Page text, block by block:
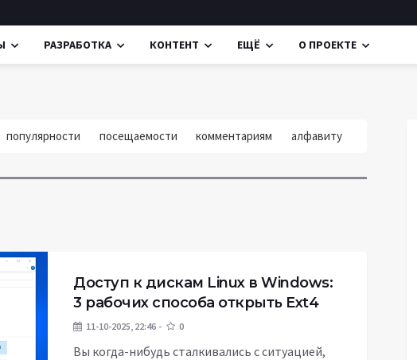
РАЗРАБОТКА КОНТЕНТ ЕЩЁ О ПРОЕКТЕ
популярности посещаемости комментариям алфавиту
Доступ к дискам Linux в Windows:
3 рабочих способа открыть Ext4
11-10-2025, 22:46 0
Вы когда-нибудь сталкивались с ситуацией,